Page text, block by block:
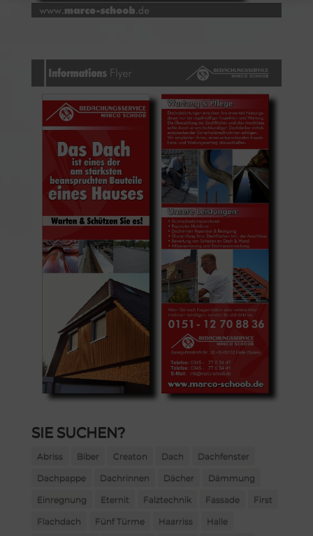
SIE SUCHEN?
Abriss Biber Creaton Dach Dachfenster
Dachpappe Dachrinnen Dächer Dämmung
Einregnung Eternit Falztechnik Fassade First
Flachdach Fünf Türme Haarriss Halle